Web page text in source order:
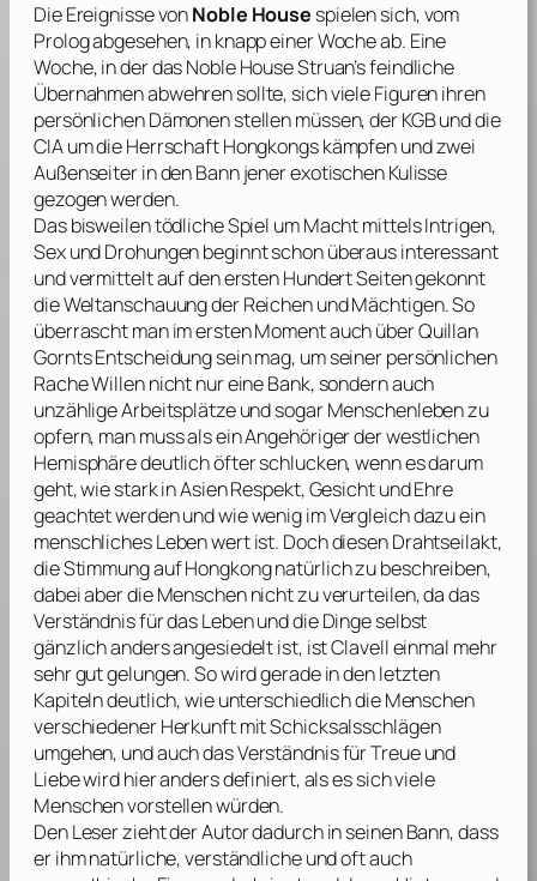
Die Ereignisse vonNoble House spielen sich, vom
Prolog abgesehen, in knapp einer Woche ab. Eine
Woche, in der das Noble House Struan’s feindliche
Übernahmen abwehren sollte, sich viele Figuren ihren
persönlichen Dämonen stellen müssen, der KGB und die
CIA um die Herrschaft Hongkongs kämpfen und zwei
Außenseiter in den Bann jener exotischen Kulisse
gezogen werden.
Das bisweilen tödliche Spiel um Macht mittels Intrigen,
Sex und Drohungen beginnt schon überaus interessant
und vermittelt auf den ersten Hundert Seiten gekonnt
die Weltanschauung der Reichen und Mächtigen. So
überrascht man im ersten Moment auch über Quillan
Gornts Entscheidung sein mag, um seiner persönlichen
Rache Willen nicht nur eine Bank, sondern auch
unzählige Arbeitsplätze und sogar Menschenleben zu
opfern, man muss als ein Angehöriger der westlichen
Hemisphäre deutlich öfter schlucken, wenn es darum
geht, wie stark in Asien Respekt, Gesicht und Ehre
geachtet werden und wie wenig im Vergleich dazu ein
menschliches Leben wert ist. Doch diesen Drahtseilakt,
die Stimmung auf Hongkong natürlich zu beschreiben,
dabei aber die Menschen nicht zu verurteilen, da das
Verständnis für das Leben und die Dinge selbst
gänzlich anders angesiedelt ist, istClavelleinmal mehr
sehr gut gelungen. So wird gerade in den letzten
Kapiteln deutlich, wie unterschiedlich die Menschen
verschiedener Herkunft mit Schicksalsschlägen
umgehen, und auch das Verständnis für Treue und
Liebe wird hier anders definiert, als es sich viele
Menschen vorstellen würden.
Den Leser zieht der Autor dadurch in seinen Bann, dass
er ihm natürliche, verständliche und oft auch